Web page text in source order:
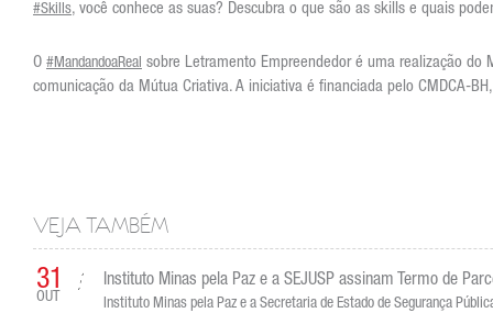
#Skills, você conhece as suas? Descubra o que são as skills e quais
O #MandandoaReal sobre Letramento Empreendedor é uma realização
comunicação da Mútua Criativa. A iniciativa é financiada pelo CMDCA-
VEJA TAMBÉM
31
OUT
Instituto Minas pela Paz e a SEJUSP assinam Termo de
Instituto Minas pela Paz e a Secretaria de Estado de Segurança